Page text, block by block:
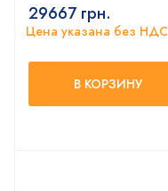
29667грн.
Цена указана без НДС
В КОРЗИНУ